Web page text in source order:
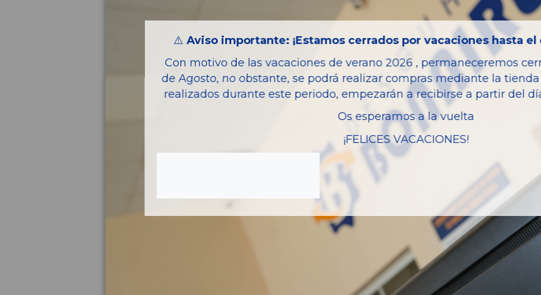
Bastidor
Combustible
Versión
Potencia
Modelo
Garantia
Piezas almacenadas del
⚠️ Aviso importante: ¡Estamos cerrados por vacaciones hasta el
Con motivo de las vacaciones de verano 2026 , permaneceremos
de Agosto, no obstante, se podrá realizar compras mediante la
realizados durante este periodo, empezarán a recibirse a partir del
Os esperamos a la vuelta
¡FELICES VACACIONES!